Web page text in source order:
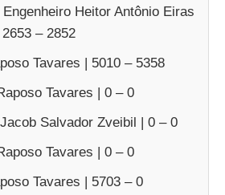
Heitor Antônio Eiras
– 2852
Tavares | 5010 – 5358
Tavares | 0 – 0
Salvador Zveibil | 0 – 0
Tavares | 0 – 0
Tavares | 5703 – 0